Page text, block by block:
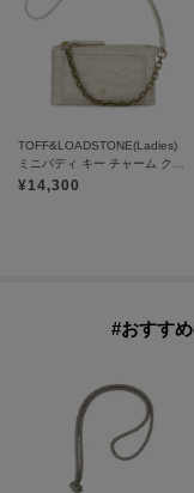
TOFF&LOADSTONE(Ladies)
ミニバディ キー チャーム クロコ
¥14,300
#おすす